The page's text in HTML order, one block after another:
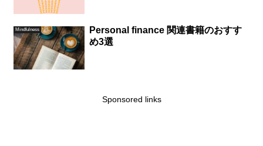
Mindfulness
Personal finance 関連書籍のおすす
め3選
Sponsored links